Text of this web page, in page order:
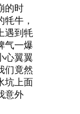
的时
牛，
遇到牦
气一爆
心翼翼
们竟然
坑上面
意外